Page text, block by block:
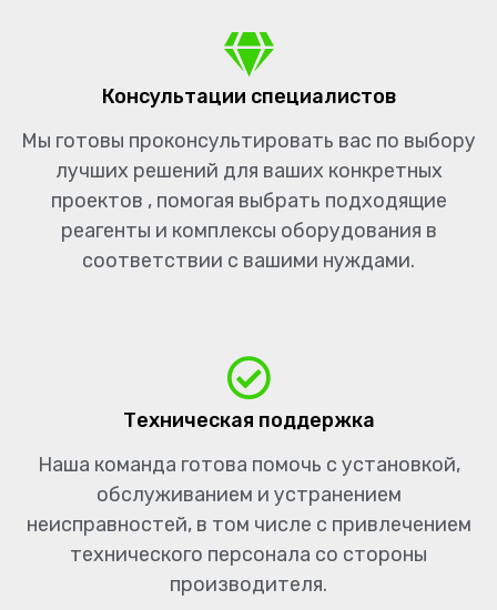
Консультации специалистов
Мы готовы проконсультировать вас по выбору
лучших решений для ваших конкретных
проектов , помогая выбрать подходящие
реагенты и комплексы оборудования в
соответствии с вашими нуждами.
Техническая поддержка
Наша команда готова помочь с установкой,
обслуживанием и устранением
неисправностей, в том числе с привлечением
технического персонала со стороны
производителя.